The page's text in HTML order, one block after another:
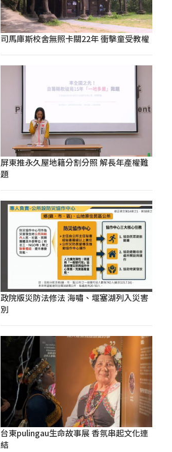
司馬庫斯校舍無照卡關22年 衝擊童受教權
屏東推永久屋地籍分割分照 解長年產權難
題
政院版災防法修法 海嘯、堰塞湖列入災害
別
台東pulingau生命故事展 香氛串起文化連
結